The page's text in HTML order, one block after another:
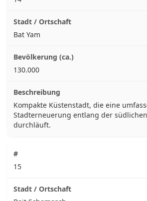
Bat Yam
130.000
Kompakte Küstenstadt, die eine
Stadterneuerung entlang der
durchläuft.
15